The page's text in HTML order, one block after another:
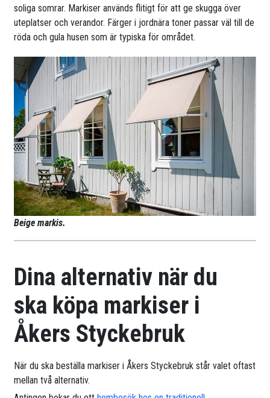
soliga somrar. Markiser används flitigt för att ge skugga över
uteplatser och verandor. Färger i jordnära toner passar väl till de
röda och gula husen som är typiska för området.
Beige markis.
Dina alternativ när du
ska köpa markiser i
Åkers Styckebruk
När du ska beställa markiser i Åkers Styckebruk står valet oftast
mellan två alternativ.